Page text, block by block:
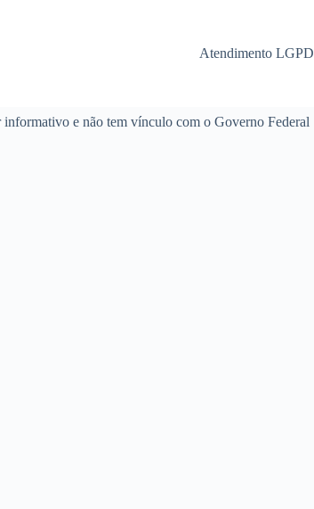
Atendimento LGPD
informativo e não tem vínculo com o Governo Federal